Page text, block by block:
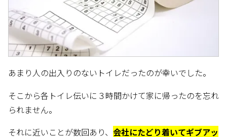
あまり人の出入りのないトイレだったのが幸いでした。
そこから各トイレ伝いに３時間かけて家に帰ったのを忘れ
られません。
それに近いことが数回あり、 会社にたどり着いてギブアッ